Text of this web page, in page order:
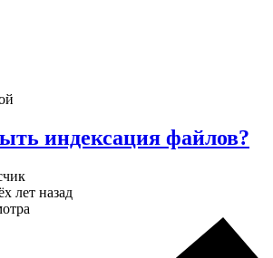
индексация файлов?
лет назад